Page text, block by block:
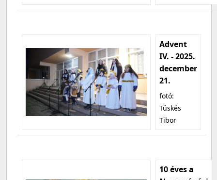
Advent
IV. - 2025.
december
21.
fotó:
Tüskés
Tibor
10 éves a